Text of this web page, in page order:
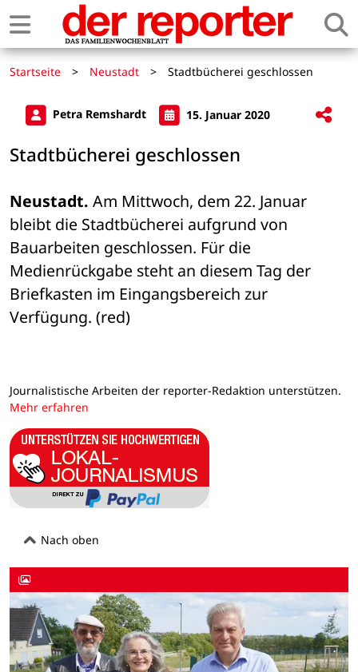
Startseite > Neustadt > Stadtbücherei geschlossen
Petra Remshardt 15. Januar 2020
Stadtbücherei geschlossen
Neustadt. Am Mittwoch, dem 22. Januar
bleibt die Stadtbücherei aufgrund von
Bauarbeiten geschlossen. Für die
Medienrückgabe steht an diesem Tag der
Briefkasten im Eingangsbereich zur
Verfügung. (red)
Journalistische Arbeiten der reporter-Redaktion unterstützen.
Mehr erfahren
Nach oben